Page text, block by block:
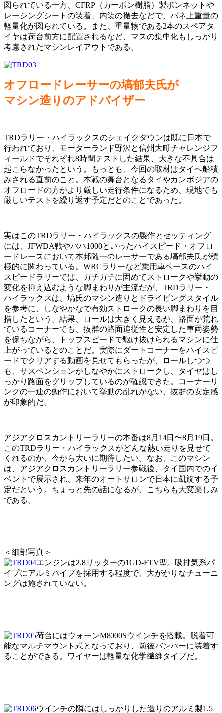
図られている一方、CFRP（カーボン樹脂）製ボンネットや
レーシングシートの装着、内装の撤去などで、バネ上重量の
軽量化が図られている。また、重量物である2本のスペアタ
イヤは荷台前方に配置されるなど、マスの集中化もしっかり
考慮されたマシンレイアウトである。
オフロードレーサーの塙郁夫氏が
マシン造りのアドバイザー
TRDラリー・ハイラックスのシェイクダウンは既に日本で
行われており、モーターランド野沢と信州大町チャレンジフ
ィールドでそれぞれ8時間テストした結果、大きな不具合は
起こらなかったという。もっとも、今回の取材はタイへ船積
みされる直前のこと。本戦の舞台となるタイやカンボジアの
オフロードの方がより厳しい走行条件になるため、現地でも
厳しいテストを繰り返す予定だとのことであった。
実はこのTRDラリー・ハイラックスの製作とセッティング
には、JFWDA戦やバハ1000といったハイスピード・オフロ
ードレースにおいて本邦随一のレーサーである塙郁夫氏が積
極的に関わっている。WRCラリーなど乗用車ベースのハイ
スピードラリーでは、ガチガチに固めてストロークや挙動の
変化を抑え込むような脚まわりが主流だが、TRDラリー・
ハイラックスは、塙氏のマシン造りとドライビングスタイル
を参考に、しなやかなで有効ストロークの長い脚まわりを目
指したという。結果、ロールは大きく見えるが、路面が荒れ
ているコーナーでも、抜群の路面追従性と安定した車両姿勢
を保ちながら、トップスピードで駆け抜けられるマシンに仕
上がっているとのことだ。実際にダートコーナーをハイスピ
ードでクリアする動画を見せてもらったが、ロールしつつ
も、サスペンションがしなやかにストロークし、タイヤはし
っかり路面をグリップしているのが確認できた。コーナーリ
ングの一連の動作において挙動の乱れがない、抜群の安定感
が印象的だ。
アジアクロスカントリーラリーの本番は8月14日〜8月19日。
このTRDラリー・ハイラックスがどんな熱い走りを見せて
くれるのか、今から大いに期待したい。なお、このマシン
は、アジアクロスカントリーラリー参戦後、タイ国内でのイ
ベントで展示され、来年のオートサロンで日本に凱旋する予
定だという。ちょっと先の話になるが、こちらも大変楽しみ
である。
＜細部写真＞
エンジンは2.8リッターの1GD-FTV型。吸排気系パ
イプにアルミパイプを採用する程度で、大がかりなチューニ
ングは施されていない。
荷台にはウォーンM8000Sウインチを搭載。脱着可
能なマルチマウント式となっており、前後バンパーに装着す
ることができる。ワイヤーは軽量な化学繊維タイプだ。
ウインチの隣にはしっかりした造りのアルミ製1.5